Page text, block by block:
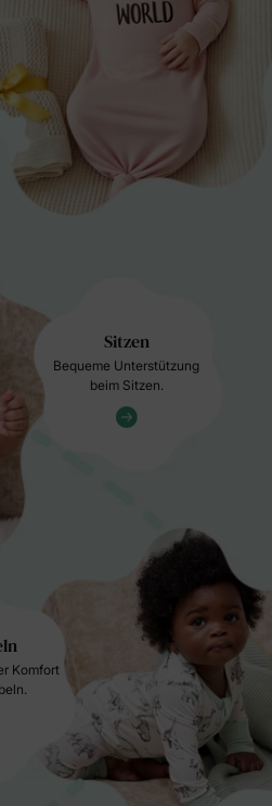
Sitzen
Bequeme Unterstützung
beim Sitzen.
Komfort